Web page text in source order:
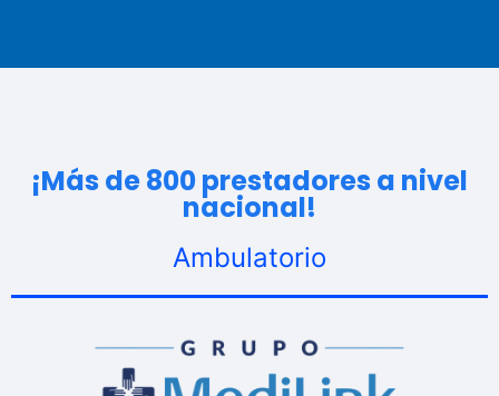
¡Más de 800 prestadores a nivel
nacional!
Ambulatorio